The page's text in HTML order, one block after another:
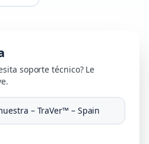
soporte técnico? Le
– TraVer™ – Spain